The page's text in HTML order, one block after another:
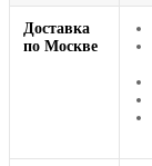
Доставка
по Москве